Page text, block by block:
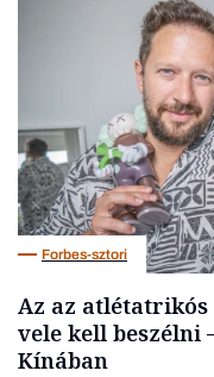
Forbes-sztori
Az az
vele kell beszélni
Kínában